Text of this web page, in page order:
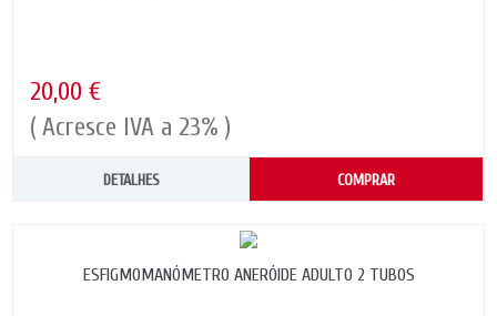
20,00 €
( Acresce IVA a 23% )
DETALHES COMPRAR
ESFIGMOMANÓMETRO ANERÓIDE ADULTO 2 TUBOS